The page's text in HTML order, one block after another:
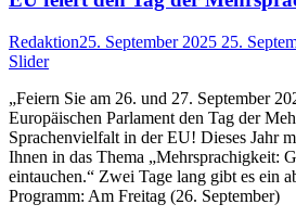
Redaktion25. September 2025 25.
Slider
„Feiern Sie am 26. und 27. September
Europäischen Parlament den Tag der
Sprachenvielfalt in der EU! Dieses Jahr
Ihnen in das Thema „Mehrsprachigkeit:
eintauchen.“ Zwei Tage lang gibt es ein
Programm: Am Freitag (26. September)